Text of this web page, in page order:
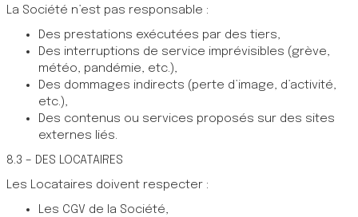
La Société n’est pas responsable :
Des prestations exécutées par des tiers,
Des interruptions de service imprévisibles (grève,
météo, pandémie, etc.),
Des dommages indirects (perte d’image, d’activité,
etc.),
Des contenus ou services proposés sur des sites
externes liés.
8.3 – DES LOCATAIRES
Les Locataires doivent respecter :
Les CGV de la Société,